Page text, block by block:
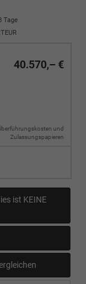
Tage
40.570,– €
und
Zulassungspapieren
ist KEINE